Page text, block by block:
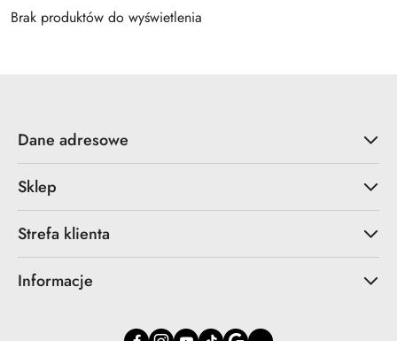
Brak produktów do wyświetlenia
Dane adresowe
Sklep
Strefa klienta
Informacje